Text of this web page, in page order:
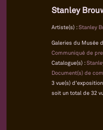
Stanley
Artiste(s) :Stanley
Galeries du Musée
Communiqué de
Catalogue(s) :
Document(s) de
3 vue(s)
soit un total de 32